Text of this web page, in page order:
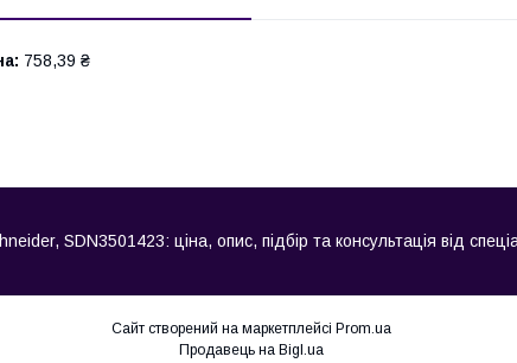
758,39 ₴
SDN3501423: ціна, опис, підбір та консультація від
Сайт створений на маркетплейсі Prom.ua
Продавець на Bigl.ua